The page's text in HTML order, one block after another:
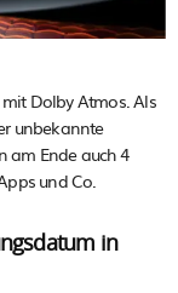
Dolby Atmos. Als
unbekannte
am Ende auch 4
und Co.
in